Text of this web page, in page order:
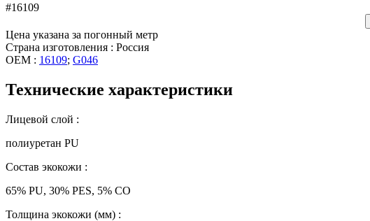
#16109
Цена указана за погонный метр
Страна изготовления : Россия
OEM : 16109; G046
Технические характеристики
Лицевой слой :
полиуретан PU
Состав экокожи :
65% PU, 30% PES, 5% CO
Толщина экокожи (мм) :